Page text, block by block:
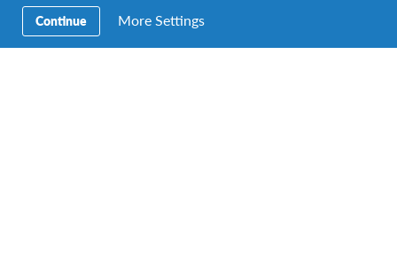
Word gastgezin
Continue More Settings